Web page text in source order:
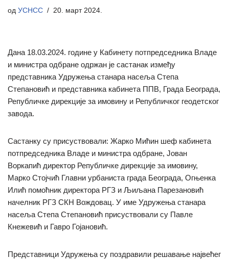
од УСНСС 20. март 2024.
Дана 18.03.2024. године у Кабинету потпредседника Владе
и министра одбране одржан је састанак између
представника Удружења станара насеља Степа
Степановић и представника кабинета ППВ, Града Београда,
Републичке дирекције за имовину и Републичког геодетског
завода.
Састанку су присуствовали: Жарко Мићин шеф кабинета
потпредседника Владе и министра одбране, Јован
Воркапић директор Републичке дирекције за имовину,
Марко Стојчић Главни урбаниста града Београда, Огњенка
Илић помоћник директора РГЗ и Љиљана Парезановић
начелник РГЗ СКН Вождовац. У име Удружења станара
насеља Степа Степановић присуствовали су Павле
Кнежевић и Гавро Гојановић.
Представници Удружења су поздравили решавање највећег